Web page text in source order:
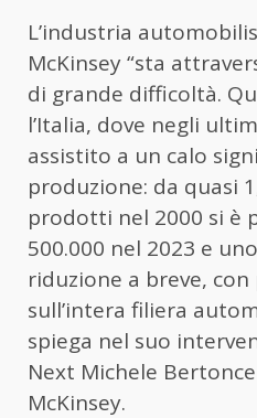
L’industria
McKinsey “sta
di grande difficoltà.
l’Italia, dove negli
assistito a un calo
produzione: da quasi
prodotti nel 2000 si è
500.000 nel 2023 e
riduzione a breve,
sull’intera filiera
spiega nel suo
Next Michele
McKinsey.